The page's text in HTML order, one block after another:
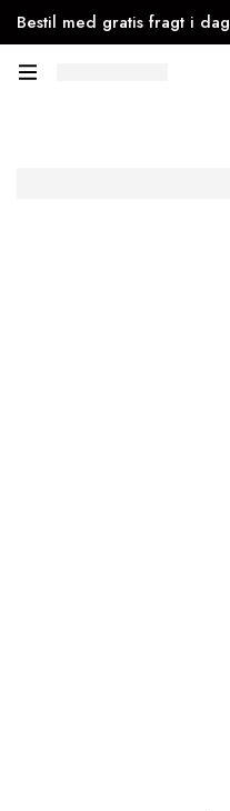
Bestil med gratis fragt i dag